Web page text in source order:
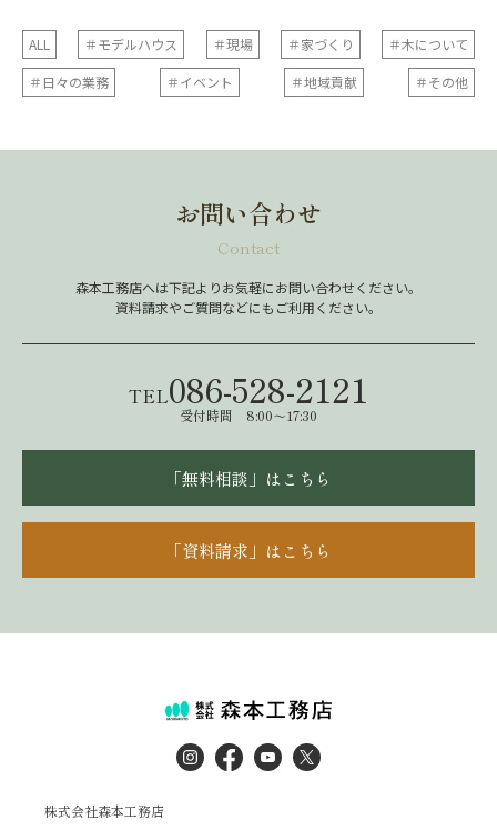
ALL ＃モデルハウス ＃現場 ＃家づくり
＃木について
＃日々の業務
＃イベント ＃地域貢献 ＃その他
お問い合わせ
Contact
森本工務店へは下記よりお気軽にお問い合わせください。
資料請求やご質問などにもご利用ください。
TEL086-528-2121
受付時間 8:00～17:30
「無料相談」はこちら
「資料請求」はこちら
株式会社森本工務店